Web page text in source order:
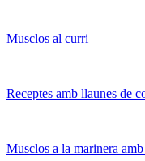
Musclos al curri
Receptes amb llaunes de
Musclos a la marinera